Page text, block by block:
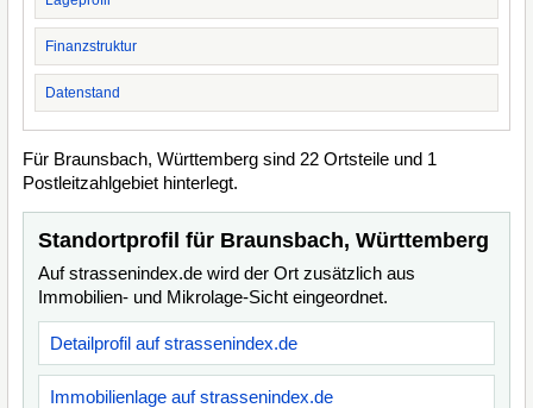
Finanzstruktur
Datenstand
Für Braunsbach, Württemberg sind 22 Ortsteile und 1
Postleitzahlgebiet hinterlegt.
Standortprofil für Braunsbach, Württemberg
Auf strassenindex.de wird der Ort zusätzlich aus
Immobilien- und Mikrolage-Sicht eingeordnet.
Detailprofil auf strassenindex.de
Immobilienlage auf strassenindex.de